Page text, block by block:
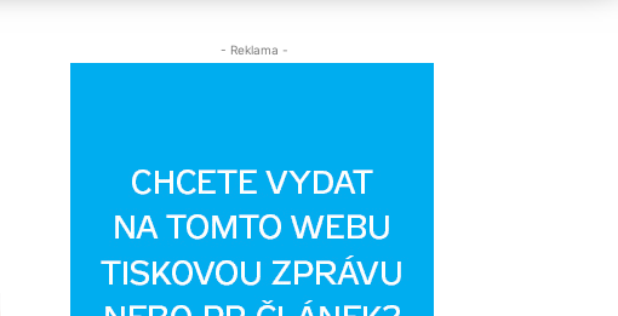
- Reklama -